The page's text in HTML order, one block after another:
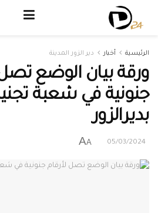
الرئيسية أخبار دير الزور المدينة
ورقة بيان الوضع تصل
جنونية في شعبة
بديرالزور
05/03/2024
A
A